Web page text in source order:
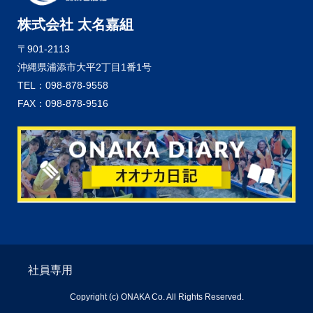
株式会社 太名嘉組
〒901-2113
沖縄県浦添市大平2丁目1番1号
TEL：098-878-9558
FAX：098-878-9516
社員専用
Copyright (c) ONAKA Co. All Rights Reserved.